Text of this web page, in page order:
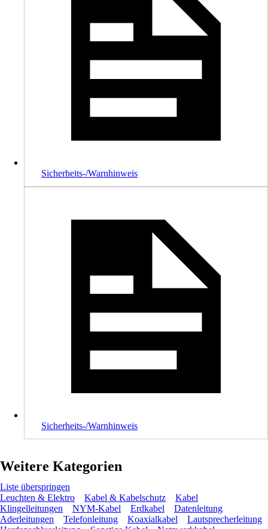
Sicherheits-/Warnhinweis
Sicherheits-/Warnhinweis
Weitere Kategorien
Liste überspringen
Leuchten & Elektro
Kabel & Kabelschutz
Kabel
Klingelleitungen
NYM-Kabel Erdkabel
Datenleitung
Aderleitungen
Telefonleitung Koaxialkabel
Lautsprecherleitung